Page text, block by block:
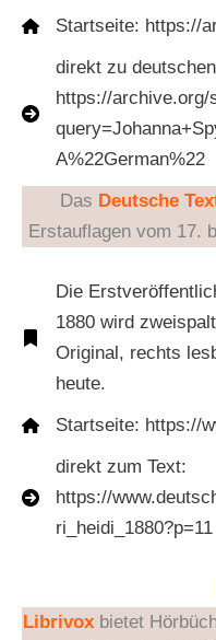
Startseite: https://
direkt zu
https://archive.org/
A%22German%22
Das Deutsche
Erstauflagen vom 17.
Die
1880 wird
Original, rechts
heute.
Startseite: https://
direkt zum Text:
https://
ri_heidi_1880?p=11
Librivoxbietet